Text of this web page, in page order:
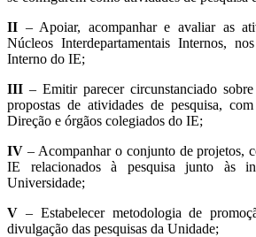
II – Apoiar, acompanhar e avaliar as
Núcleos Interdepartamentais Internos,
Interno do IE;
III – Emitir parecer circunstanciado
propostas de atividades de pesquisa,
Direção e órgãos colegiados do IE;
IV – Acompanhar o conjunto de projetos,
IE relacionados à pesquisa junto às
Universidade;
V – Estabelecer metodologia de
divulgação das pesquisas da Unidade;